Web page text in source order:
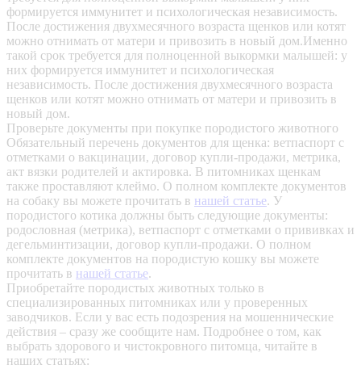
формируется иммунитет и психологическая независимость.
После достижения двухмесячного возраста щенков или котят
можно отнимать от матери и привозить в новый дом.Именно
такой срок требуется для полноценной выкормки малышей: у
них формируется иммунитет и психологическая
независимость. После достижения двухмесячного возраста
щенков или котят можно отнимать от матери и привозить в
новый дом.
Проверьте документы при покупке породистого животного
Обязательный перечень документов для щенка: ветпаспорт с
отметками о вакцинации, договор купли-продажи, метрика,
акт вязки родителей и актировка. В питомниках щенкам
также проставляют клеймо. О полном комплекте документов
на собаку вы можете прочитать в нашей статье. У
породистого котика должны быть следующие документы:
родословная (метрика), ветпаспорт с отметками о прививках и
дегельминтизации, договор купли-продажи. О полном
комплекте документов на породистую кошку вы можете
прочитать в нашей статье.
Приобретайте породистых животных только в
специализированных питомниках или у проверенных
заводчиков. Если у вас есть подозрения на мошеннические
действия – сразу же сообщите нам. Подробнее о том, как
выбрать здорового и чистокровного питомца, читайте в
наших статьях: